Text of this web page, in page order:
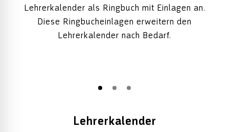
Lehrerkalender als Ringbuch mit Einlagen an.
Diese Ringbucheinlagen erweitern den
Lehrerkalender nach Bedarf.
Lehrerkalender